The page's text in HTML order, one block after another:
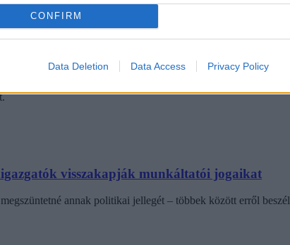
CONFIRM
Data Deletion Data Access Privacy Policy
dönthetnének az iskolaérettségről
az iskolaérettségről, és az oviKRÉTA is
visszakapják munkáltatói jogaikat
annak politikai jellegét – többek között erről